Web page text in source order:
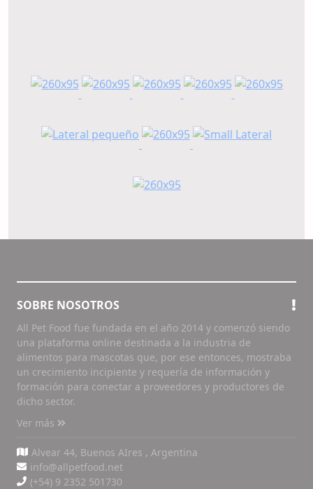
SOBRE NOSOTROS
All Pet Food fue fundada en el año 2014 y comenzó siendo
una plataforma online destinada a la industria de
alimentos para mascotas que, por ese entonces, mostraba
un crecimiento incipiente y requería de información y
formación para conectar a proveedores y productores de
dicho sector.
Ver más
Alvear 44, Buenos AIres , Argentina
info@allpetfood.net
(+54) 9 2352 501730